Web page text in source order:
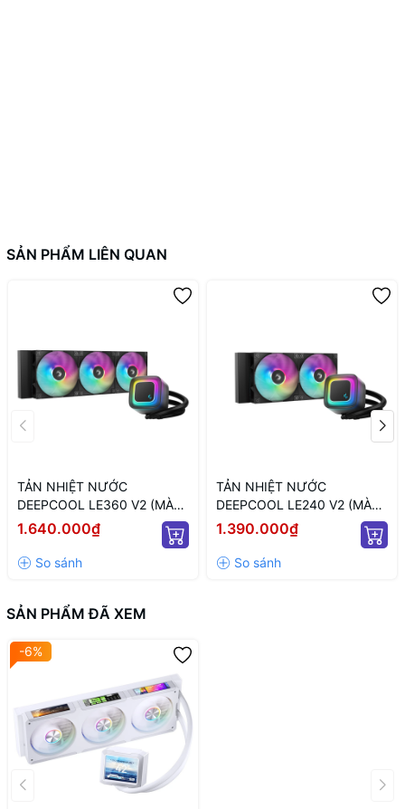
SẢN PHẨM LIÊN QUAN
TẢN NHIỆT NƯỚC
DEEPCOOL LE360 V2 (MÀU
ĐEN/ QUẠT 120MM LED
1.640.000₫
TẢN NHIỆT NƯỚC
DEEPCOOL LE240 V2 (MÀU
ĐEN/ QUẠT 120MM LED
1.390.000₫
SẢN PHẨM ĐÃ XEM
-6%